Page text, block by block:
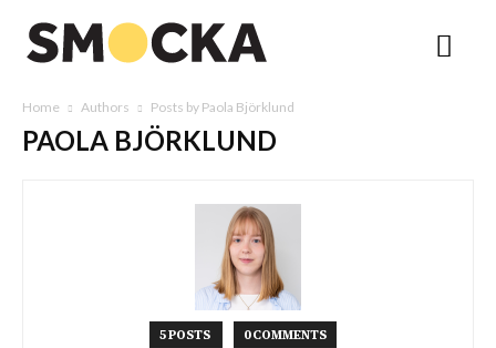
Home Authors Posts by Paola Björklund
PAOLA BJÖRKLUND
5 POSTS 0 COMMENTS